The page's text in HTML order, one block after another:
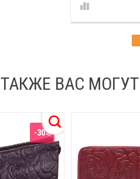
ТАКЖЕ ВАС
-30%